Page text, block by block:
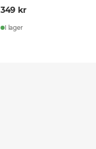
349 kr
I lager